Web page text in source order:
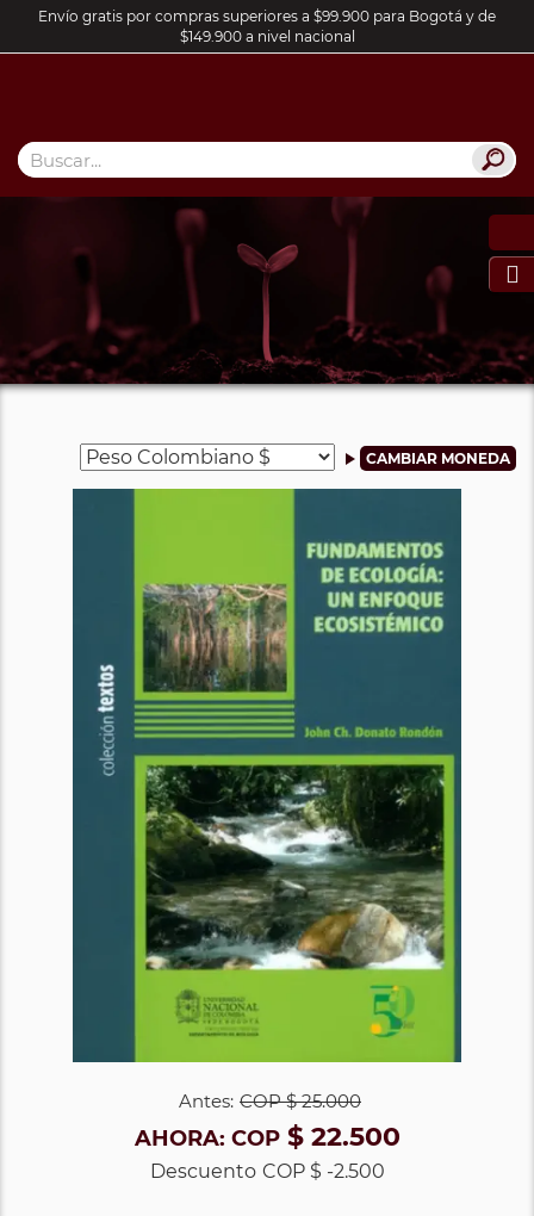
Envío gratis por compras superiores a $99.900 para Bogotá y de
$149.900 a nivel nacional

Antes: COP$ 25.000
AHORA: COP$ 22.500
Descuento COP $ -2.500